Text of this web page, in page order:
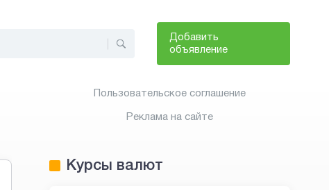
Добавить
объявление
Пользовательское соглашение
Реклама на сайте
Курсы валют